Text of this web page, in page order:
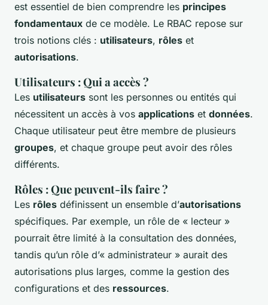
est essentiel de bien comprendre les principes
fondamentaux de ce modèle. Le RBAC repose sur
trois notions clés : utilisateurs, rôles et
autorisations.
Utilisateurs : Qui a accès ?
Les utilisateurs sont les personnes ou entités qui
nécessitent un accès à vos applications et données.
Chaque utilisateur peut être membre de plusieurs
groupes, et chaque groupe peut avoir des rôles
différents.
Rôles : Que peuvent-ils faire ?
Les rôles définissent un ensemble d’autorisations
spécifiques. Par exemple, un rôle de « lecteur »
pourrait être limité à la consultation des données,
tandis qu’un rôle d’« administrateur » aurait des
autorisations plus larges, comme la gestion des
configurations et des ressources.